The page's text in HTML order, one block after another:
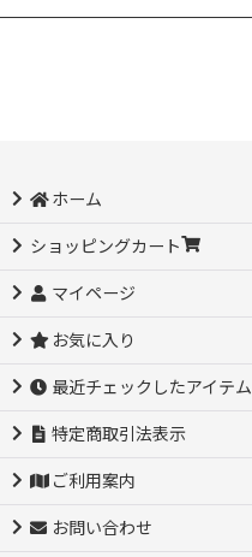
ホーム
ショッピングカート
マイページ
お気に入り
最近チェックしたアイテム
特定商取引法表示
ご利用案内
お問い合わせ